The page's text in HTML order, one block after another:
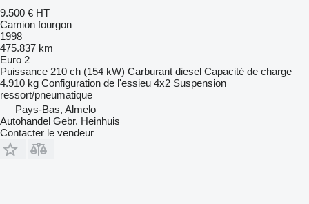
9.500 € HT
Camion fourgon
1998
475.837 km
Euro 2
Puissance 210 ch (154 kW) Carburant diesel Capacité de charge
4.910 kg Configuration de l'essieu 4x2 Suspension
ressort/pneumatique
Pays-Bas, Almelo
Autohandel Gebr. Heinhuis
Contacter le vendeur